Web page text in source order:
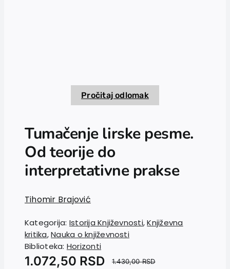
Pročitaj odlomak
Tumačenje lirske pesme.
Od teorije do
interpretativne prakse
Tihomir Brajović
Kategorija: Istorija Književnosti,Književna
kritika,Nauka o književnosti
Biblioteka: Horizonti
1.430,00RSD
1.072,50 RSD